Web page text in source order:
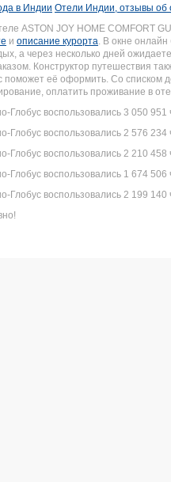
в Индии Отели Индии, отзывы об
ASTON JOY HOME
и описание курорта. В окне онлайн
а через несколько дней
Конструктор путешествия
поможет её оформить. Со
оплатить проживание в
Глобус воспользовались 3 050 951
Глобус воспользовались 2 576 234
Глобус воспользовались 2 210 458
Глобус воспользовались 1 674 506
Глобус воспользовались 2 199 140